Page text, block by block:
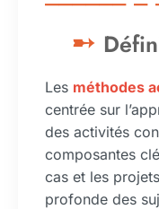
Les méthodes
centrée sur
des activités
composantes
cas et les
profonde des